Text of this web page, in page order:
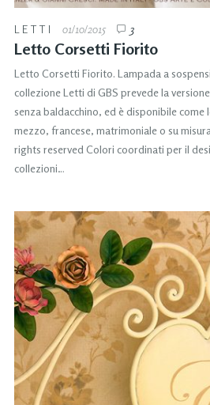
LETTI 01/10/2015 3
Letto Corsetti Fiorito
Letto Corsetti Fiorito. Lampada a
collezione Letti di GBS prevede la
senza baldacchino, ed è disponibile
mezzo, francese, matrimoniale o su
rights reserved Colori coordinati per il
collezioni…